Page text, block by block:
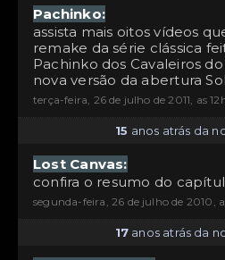
Pachinko:
assista mais oitos vídeos
remake da série clássica
Pachinko dos Cavaleiros
nova versão da abertura
terça-feira, 26 de julho de 2011, as
15 anos atrás da
Lost Canvas:
confira o resumo do
segunda-feira, 26 de julho de 2010,
17anos atrás da